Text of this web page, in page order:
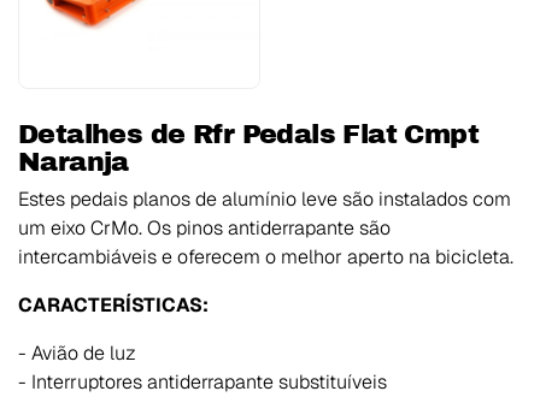
Detalhes de Rfr Pedals Flat Cmpt
Naranja
Estes pedais planos de alumínio leve são instalados com
um eixo CrMo. Os pinos antiderrapante são
intercambiáveis e oferecem o melhor aperto na bicicleta.
CARACTERÍSTICAS:
- Avião de luz
- Interruptores antiderrapante substituíveis